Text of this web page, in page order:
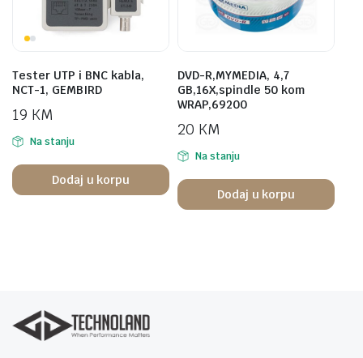
Tester UTP i BNC kabla,
NCT-1, GEMBIRD
19 KM
Na stanju
Dodaj u korpu
DVD-R,MYMEDIA, 4,7
GB,16X,spindle 50 kom
WRAP,69200
20 KM
Na stanju
Dodaj u korpu